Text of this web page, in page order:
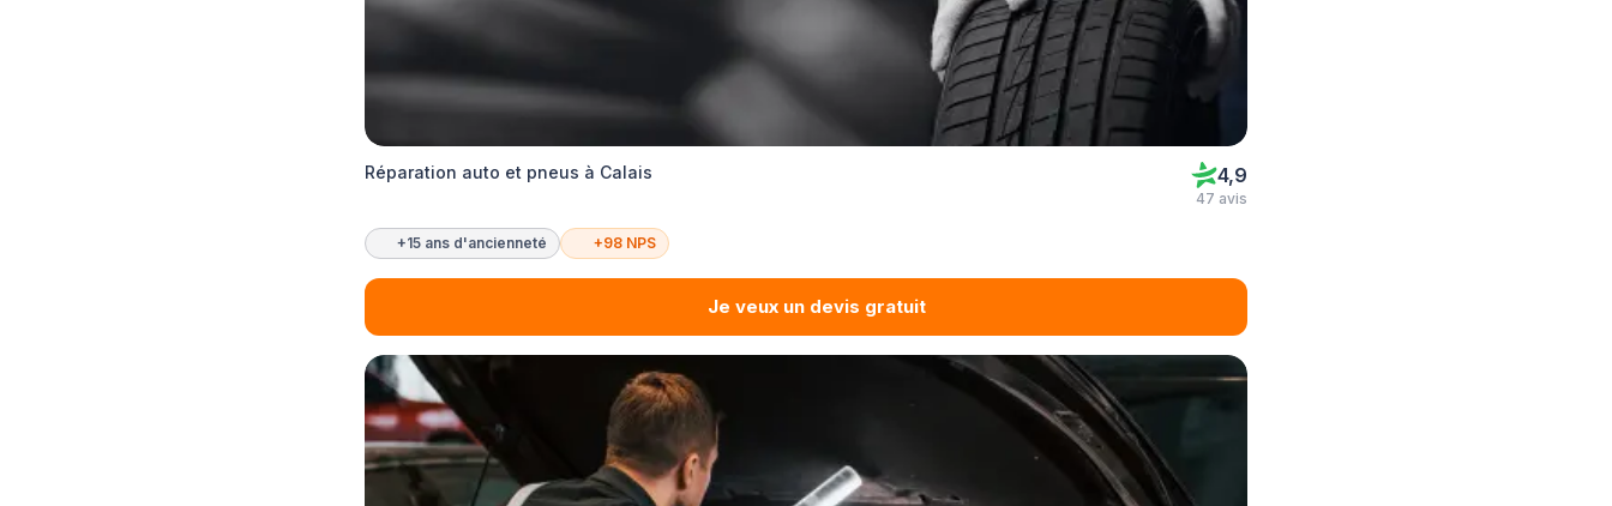
Réparation auto et pneus à Calais 4,9
47 avis
+15 ans d'ancienneté +98 NPS
Je veux un devis gratuit